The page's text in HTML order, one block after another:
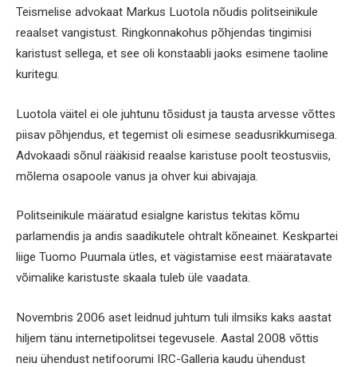
Teismelise advokaat Markus Luotola nõudis politseinikule
reaalset vangistust. Ringkonnakohus põhjendas tingimisi
karistust sellega, et see oli konstaabli jaoks esimene taoline
kuritegu.
Luotola väitel ei ole juhtunu tõsidust ja tausta arvesse võttes
piisav põhjendus, et tegemist oli esimese seadusrikkumisega.
Advokaadi sõnul rääkisid reaalse karistuse poolt teostusviis,
mõlema osapoole vanus ja ohver kui abivajaja.
Politseinikule määratud esialgne karistus tekitas kõmu
parlamendis ja andis saadikutele ohtralt kõneainet. Keskpartei
liige Tuomo Puumala ütles, et vägistamise eest määratavate
võimalike karistuste skaala tuleb üle vaadata.
Novembris 2006 aset leidnud juhtum tuli ilmsiks kaks aastat
hiljem tänu internetipolitsei tegevusele. Aastal 2008 võttis
neiu ühendust netifoorumi IRC-Galleria kaudu ühendust